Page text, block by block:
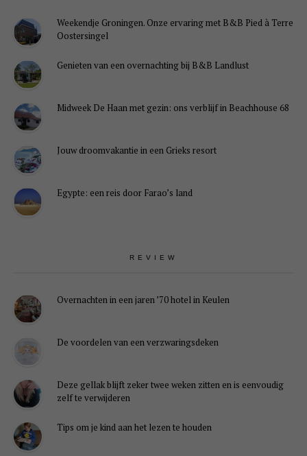
Weekendje Groningen. Onze ervaring met B&B Pied à Terre
Oostersingel
Genieten van een overnachting bij B&B Landlust
Midweek De Haan met gezin: ons verblijf in Beachhouse 68
Jouw droomvakantie in een Grieks resort
Egypte: een reis door Farao’s land
REVIEW
Overnachten in een jaren ’70 hotel in Keulen
De voordelen van een verzwaringsdeken
Deze gellak blijft zeker twee weken zitten en is eenvoudig
zelf te verwijderen
Tips om je kind aan het lezen te houden